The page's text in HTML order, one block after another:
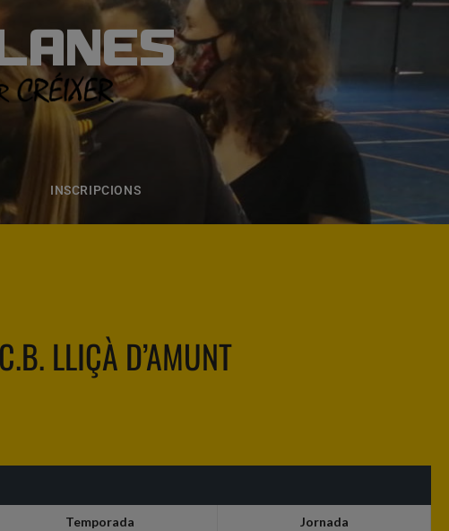
INSCRIPCIONS
C.B. LLIÇÀ D’AMUNT
Temporada Jornada